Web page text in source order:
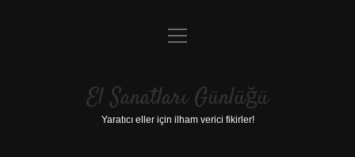
Anasayfa
Yasal Uyarı
menüyü
El Sanatları Günlüğü
Yaratıcı eller için ilham verici fikirler!